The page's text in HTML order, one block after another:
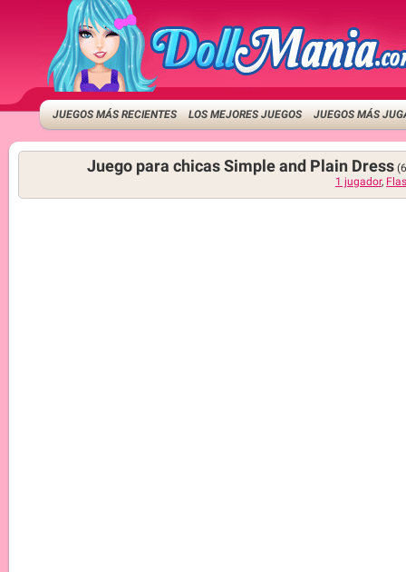
JUEGOS MÁS RECIENTES LOS MEJORES JUEGOS JUEGOS MÁS
Juego para chicas Simple and Plain Dress
1 jugador,